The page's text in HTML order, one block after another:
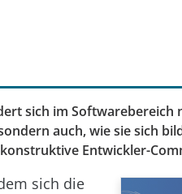
sich im Softwarebereich
auch, wie sie sich
Entwickler-
sich die